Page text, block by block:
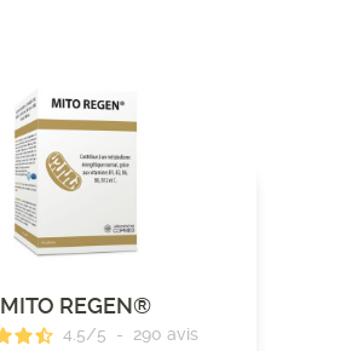
MITO REGEN®
4.5/5 - 290 avis